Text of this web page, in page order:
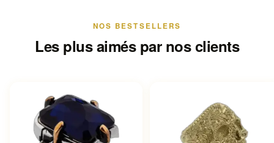
NOS BESTSELLERS
Les plus aimés par nos clients